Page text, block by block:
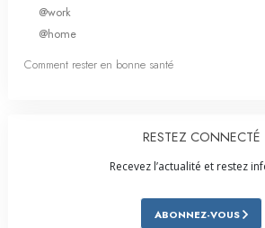
@work
@home
Comment rester en bonne santé
RESTEZ CONNECTÉ
Recevez l’actualité et restez
ABONNEZ-VOUS